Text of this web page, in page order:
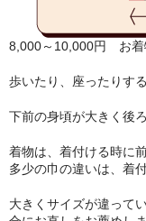
8,000～10,000円 お着
歩いたり、座ったりす
下前の身頃が大きく後
着物は、着付ける時に
多少の巾の違いは、着
大きくサイズが違って